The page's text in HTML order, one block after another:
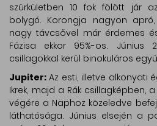
szürkületben 10 fok fölött jár
bolygó. Korongja nagyon
nagy távcsővel már érdemes
Fázisa ekkor 95%-os.
csillagokkal kerül binokuláros
Jupiter: Az esti, illetve alkonyati
Ikrek, majd a Rák csillagképben,
végére a Naphoz közeledve
láthatósága. Június elsején a